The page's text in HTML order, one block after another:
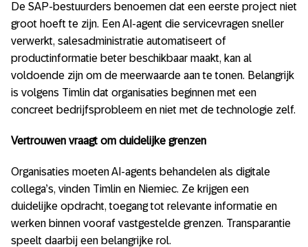
De SAP-bestuurders benoemen dat een eerste project niet
groot hoeft te zijn. Een AI-agent die servicevragen sneller
verwerkt, salesadministratie automatiseert of
productinformatie beter beschikbaar maakt, kan al
voldoende zijn om de meerwaarde aan te tonen. Belangrijk
is volgens Timlin dat organisaties beginnen met een
concreet bedrijfsprobleem en niet met de technologie zelf.
Vertrouwen vraagt om duidelijke grenzen
Organisaties moeten AI-agents behandelen als digitale
collega’s, vinden Timlin en Niemiec. Ze krijgen een
duidelijke opdracht, toegang tot relevante informatie en
werken binnen vooraf vastgestelde grenzen. Transparantie
speelt daarbij een belangrijke rol.